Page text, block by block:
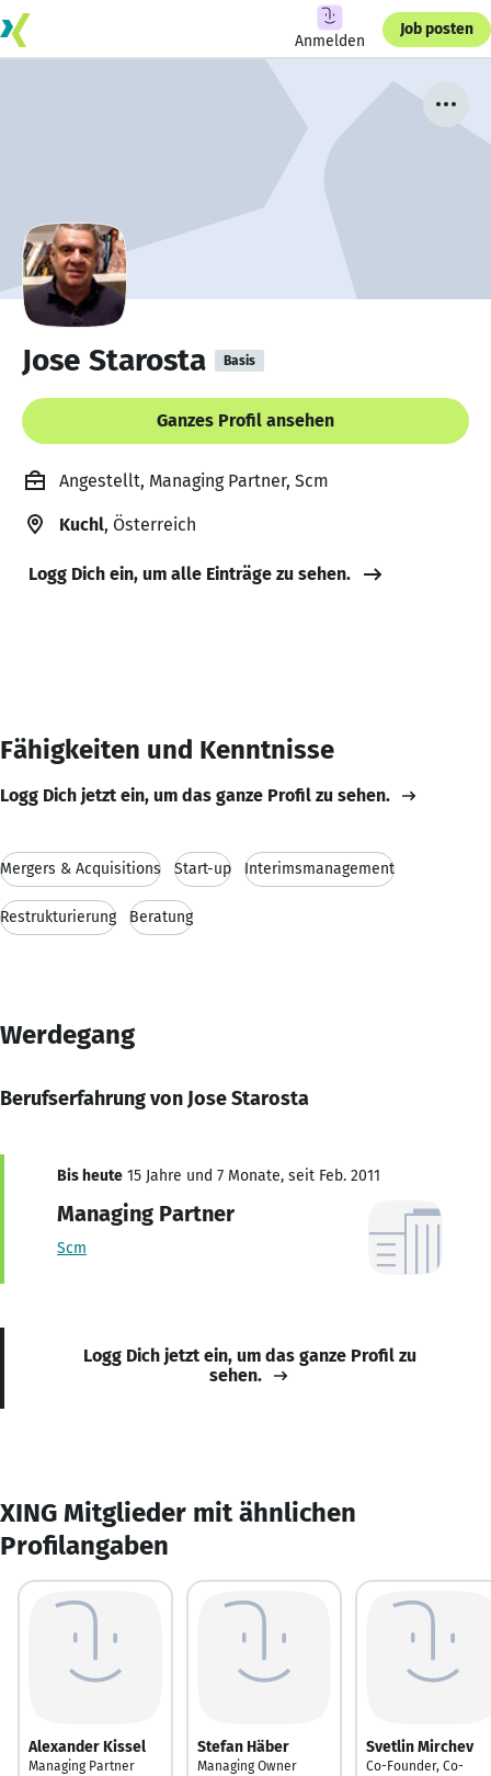
Anmelden
Job posten
Jose Starosta Basis
Ganzes Profil ansehen
Angestellt, Managing Partner, Scm
Kuchl, Österreich
Logg Dich ein, um alle Einträge zu sehen.
Fähigkeiten und Kenntnisse
Logg Dich jetzt ein, um das ganze Profil zu sehen.
Mergers & Acquisitions Start-up Interimsmanagement
Restrukturierung Beratung
Werdegang
Berufserfahrung von Jose Starosta
Bis heute 15 Jahre und 7 Monate, seit Feb. 2011
Managing Partner
Scm
Logg Dich jetzt ein, um das ganze Profil zu
sehen.
XING Mitglieder mit ähnlichen
Profilangaben
Alexander Kissel
Managing Partner
Stefan Häber
Managing Owner
Svetlin Mirchev
Co-Founder, Co-